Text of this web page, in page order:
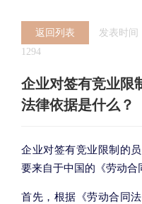
返回列表
发表时间
1294
企业对签有竞业限
法律依据是什么？
企业对签有竞业限制的
要来自于中国的《劳动合
首先，根据《劳动合同